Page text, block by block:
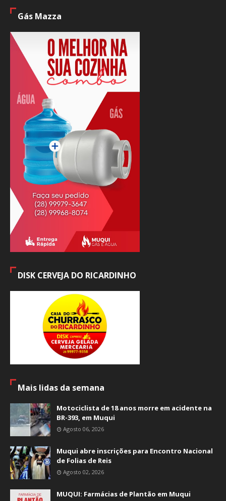
Gás Mazza
DISK CERVEJA DO RICARDINHO
Mais lidas da semana
Motociclista de 18 anos morre em acidente na
BR-393, em Muqui
Agosto 06, 2026
Muqui abre inscrições para Encontro Nacional
de Folias de Reis
Agosto 02, 2026
MUQUI: Farmácias de Plantão em Muqui